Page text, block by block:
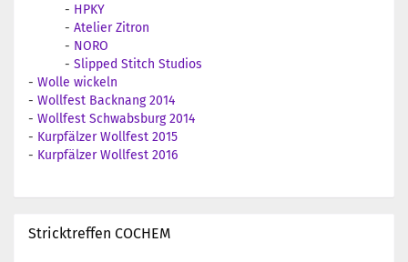
- HPKY
- Atelier Zitron
- NORO
- Slipped Stitch Studios
- Wolle wickeln
- Wollfest Backnang 2014
- Wollfest Schwabsburg 2014
- Kurpfälzer Wollfest 2015
- Kurpfälzer Wollfest 2016
Stricktreffen COCHEM